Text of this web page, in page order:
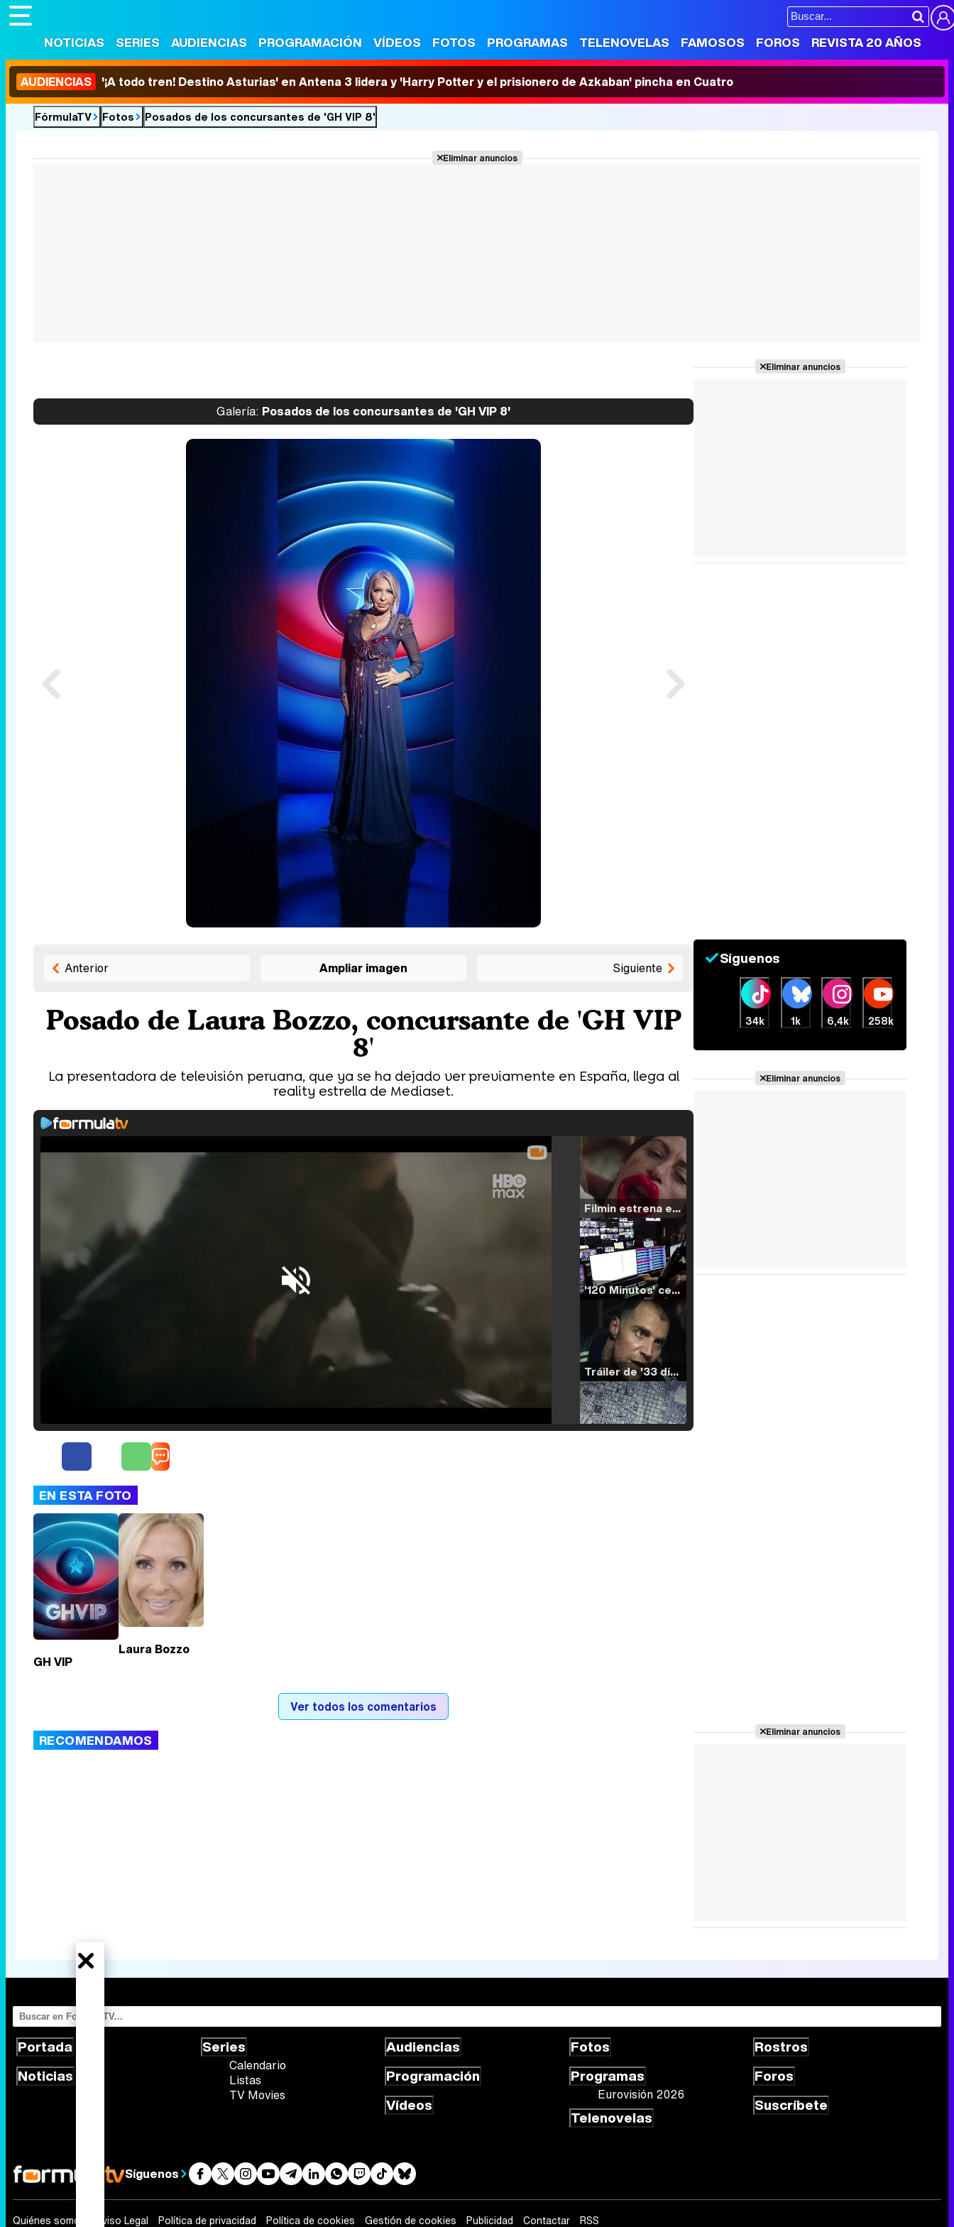
NOTICIAS SERIES AUDIENCIAS PROGRAMACIÓN VÍDEOS FOTOS PROGRAMAS TELENOVELAS FAMOSOS FOROS REVISTA 20 AÑOS
AUDIENCIAS '¡A todo tren! Destino Asturias' en Antena 3 lidera y 'Harry Potter y el prisionero de Azkaban' pincha en Cuatro
FórmulaTV Fotos Posados de los concursantes de 'GH VIP 8'
Eliminar anuncios
Galería: Posados de los concursantes de 'GH VIP 8'
Anterior Ampliar imagen Siguiente
Posado de Laura Bozzo, concursante de 'GH VIP
8'
La presentadora de televisión peruana, que ya se ha dejado ver previamente en España, llega al
reality estrella de Mediaset.
Filmin estrena el tráiler de 'Millennial Mal', su nueva comedia universitaria de la mano de Lorena Iglesias
'120 Minutos' celebra sus 2.000 programas en Telemadrid con un vídeo del día a día en la redacción
Tráiler de '33 días', la nueva serie de Atresplayer con Julián Villagrán y José Manuel Poga
EN ESTA FOTO
GH VIP
Laura Bozzo
Ver todos los comentarios
RECOMENDAMOS
Eliminar anuncios
Síguenos
34k 1k 6,4k 258k
Eliminar anuncios
Eliminar anuncios
Portada
Noticias
Series
Calendario
Listas
TV Movies
Audiencias
Programación
Vídeos
Fotos
Programas
Eurovisión 2026
Telenovelas
Rostros
Foros
Suscríbete
Síguenos
Quiénes somos Aviso Legal Política de privacidad Política de cookies Gestión de cookies Publicidad Contactar RSS